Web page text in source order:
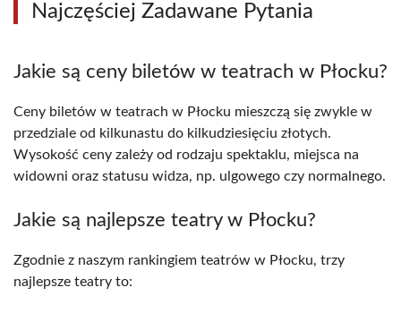
Najczęściej Zadawane Pytania
Jakie są ceny biletów w teatrach w Płocku?
Ceny biletów w teatrach w Płocku mieszczą się zwykle w
przedziale od kilkunastu do kilkudziesięciu złotych.
Wysokość ceny zależy od rodzaju spektaklu, miejsca na
widowni oraz statusu widza, np. ulgowego czy normalnego.
Jakie są najlepsze teatry w Płocku?
Zgodnie z naszym rankingiem teatrów w Płocku, trzy
najlepsze teatry to: